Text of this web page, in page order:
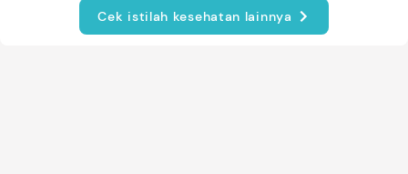
Cek istilah kesehatan lainnya